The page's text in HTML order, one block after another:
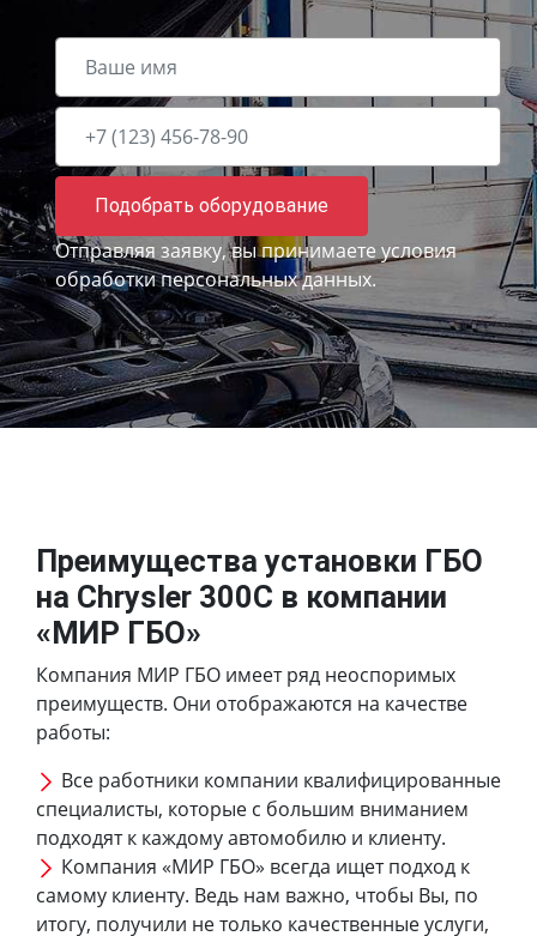
Подобрать оборудование
Отправляя заявку, вы принимаете условия
обработки персональных данных.
Преимущества установки ГБО
на Chrysler 300C в компании
«МИР ГБО»
Компания МИР ГБО имеет ряд неоспоримых
преимуществ. Они отображаются на качестве
работы:
Все работники компании квалифицированные
специалисты, которые с большим вниманием
подходят к каждому автомобилю и клиенту.
Компания «МИР ГБО» всегда ищет подход к
самому клиенту. Ведь нам важно, чтобы Вы, по
итогу, получили не только качественные услуги,